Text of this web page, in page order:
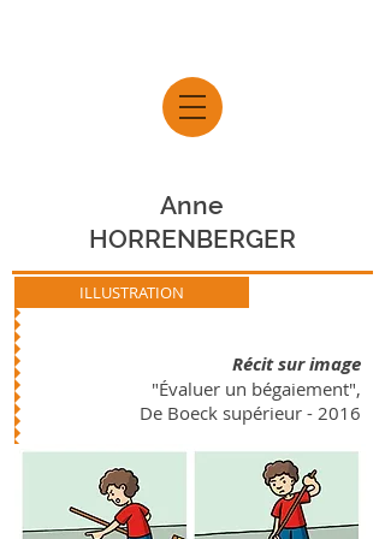
Anne
HORRENBERGER
ILLUSTRATION
Récit sur image
"Évaluer un bégaiement",
De Boeck supérieur - 2016